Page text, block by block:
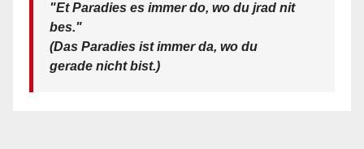
"Et Paradies es immer do, wo du jrad nit
bes."
(Das Paradies ist immer da, wo du
gerade nicht bist.)